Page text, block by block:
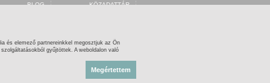
és elemező partnereinkkel megosztjuk az Ön
gyűjtöttek. A weboldalon való
Megértettem
KÖZADATTÁR
OSZK ZENEMŰTÁR
BLOG